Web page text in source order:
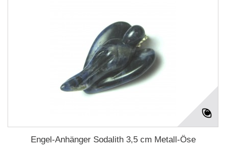
Engel-Anhänger Sodalith 3,5 cm Metall-Öse